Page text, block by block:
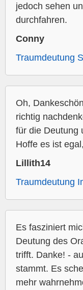
jedoch sehen
durchfahren.
Conny
Traumdeutung
Oh,
richtig
für die Deutung
Hoffe es ist
Lillith14
Traumdeutung
Es fasziniert
Deutung des
trifft. Danke! -
stammt. Es
mehr